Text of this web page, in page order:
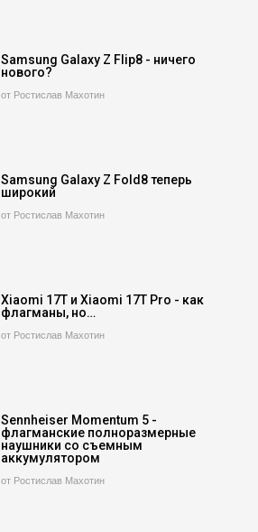
Samsung Galaxy Z Flip8 - ничего
нового?
от Ростислав Махотин
Samsung Galaxy Z Fold8 теперь
широкий
от Ростислав Махотин
Xiaomi 17T и Xiaomi 17T Pro - как
флагманы, но…
от Ростислав Махотин
Sennheiser Momentum 5 -
флагманские полноразмерные
наушники со съемным
аккумулятором
от Ростислав Махотин